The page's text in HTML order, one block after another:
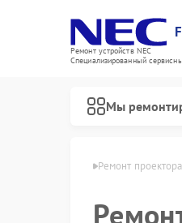
Ремонт устройств NEC
Специализированный
Мы
Ремонт